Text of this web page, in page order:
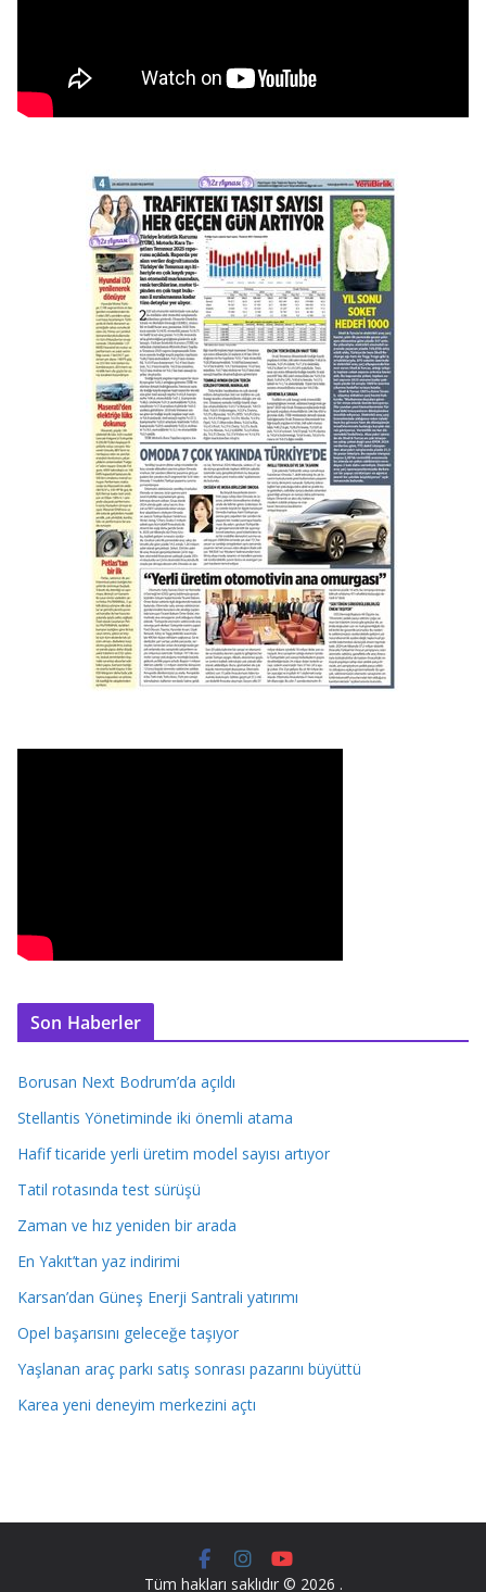
Son Haberler
Borusan Next Bodrum’da açıldı
Stellantis Yönetiminde iki önemli atama
Hafif ticaride yerli üretim model sayısı artıyor
Tatil rotasında test sürüşü
Zaman ve hız yeniden bir arada
En Yakıt’tan yaz indirimi
Karsan’dan Güneş Enerji Santrali yatırımı
Opel başarısını geleceğe taşıyor
Yaşlanan araç parkı satış sonrası pazarını büyüttü
Karea yeni deneyim merkezini açtı
Tüm hakları saklıdır © 2026 .